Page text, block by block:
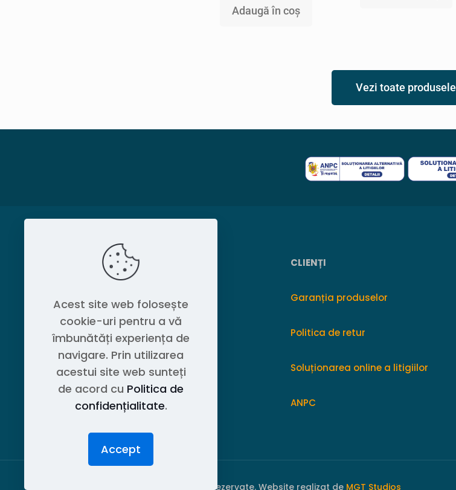
Adaugă în coș
Vezi toate produsele
Politica de confidențialitate
Contact OEM LOGISTIC DPG
CLIENȚI
Garanția produselor
Politica de retur
Soluționarea online a litigiilor
ANPC
© 2026 PubliPiese24. Toate drepturile rezervate. Website realizat de MGT Studios
Acest site web folosește
cookie-uri pentru a vă
îmbunătăți experiența de
navigare. Prin utilizarea
acestui site web sunteți
de acord cu Politica de
confidențialitate.
Accept